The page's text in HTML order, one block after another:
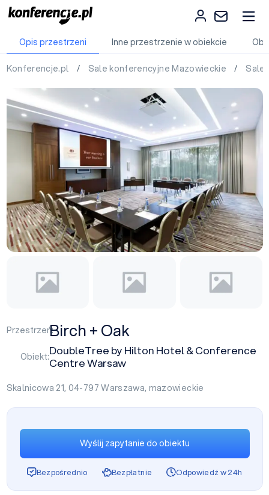
Opis przestrzeni Inne przestrzenie w obiekcie
Konferencje.pl / Sale konferencyjne Mazowieckie / Sale
Przestrzeń:Birch + Oak
Obiekt:DoubleTree by Hilton Hotel & Conference
Centre Warsaw
Skalnicowa 21, 04-797Warszawa, mazowieckie
Wyślij zapytanie do obiektu
Bezpośrednio Bezpłatnie Odpowiedź w 24h